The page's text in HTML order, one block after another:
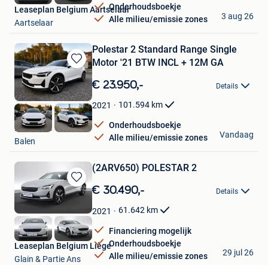
Onderhoudsboekje
Alle milieu/emissie zones
Leaseplan Belgium Aartselaar
Aartselaar
3 aug 26
Bewaren
in
Mijn
Favorieten
Polestar 2 Standard Range Single
Motor '21 BTW INCL + 12M GA
€ 23.950,- Details
2021 101.594 km
Onderhoudsboekje
Alle milieu/emissie zones
NTW Cars
Balen
Vandaag
Bewaren
in
Favorieten
(2ARV650) POLESTAR 2
€ 30.490,- Details
2021 61.642 km
Financiering mogelijk
Onderhoudsboekje
Alle milieu/emissie zones
Leaseplan Belgium Liège
Glain & Partie Ans
29 jul 26